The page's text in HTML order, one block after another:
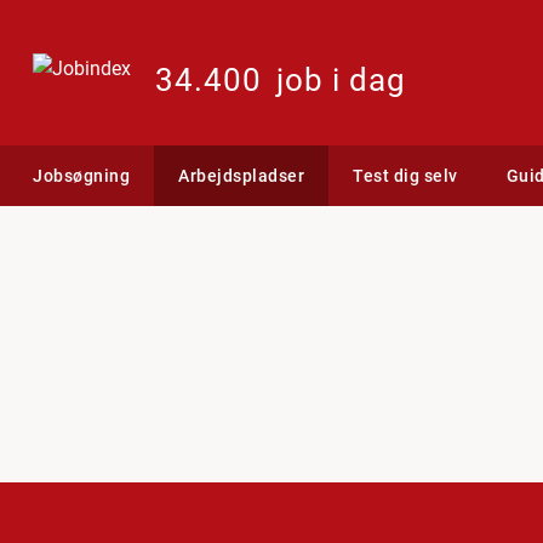
34.400 job i dag
Jobsøgning Arbejdspladser Test dig selv